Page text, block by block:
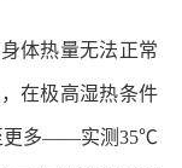
体热量无法正常
在极高湿热条件
更多——实测35℃